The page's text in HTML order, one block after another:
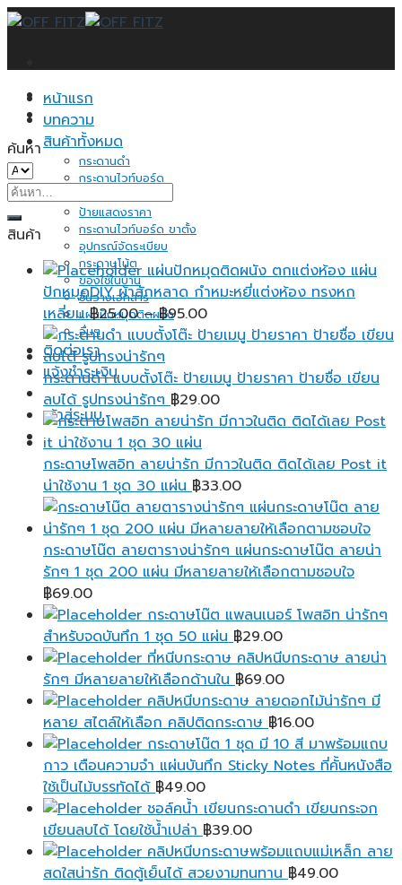
Skip
หน้าแรก
บทความ
สินค้าทั้งหมด
กระดานดำ
กระดานไวท์บอร์ด
ป้ายแสดงราคา
กระดานไวท์บอร์ด ขาตั้ง
อุปกรณ์จัดระเบียบ
กระดาษโน้ต
ของใช้ในบ้าน
ชั้นวางเอกสาร
แผ่นปักหมุดติดผนัง
อื่นๆ
ติดต่อเรา
แจ้งชำระเงิน
เข้าสู่ระบบ
ค้นหา
ค้นหา:
สินค้า
แผ่นปักหมุดติดผนัง ตกแต่งห้อง แผ่น
ปักหมุดDIY ผ้าสักหลาด กำหมะหยี่แต่งห้อง ทรงหก
เหลี่ยม ฿25.00 – ฿95.00Price
range:
through
฿95.00
กระดานดำ แบบตั้งโต๊ะ ป้ายเมนู ป้ายราคา ป้ายชื่อ เขียน
ลบได้ รูปทรงน่ารักๆ ฿29.00
กระดาษโพสอิท ลายน่ารัก มีกาวในติด ติดได้เลย Post it
น่าใช้งาน 1 ชุด 30 แผ่น ฿33.00
กระดาษโน๊ต ลายตารางน่ารักๆ แผ่นกระดาษโน๊ต ลายน่า
รักๆ 1 ชุด 200 แผ่น มีหลายลายให้เลือกตามชอบใจ
฿69.00
กระดาษโน๊ต แพลนเนอร์ โพสอิท น่ารักๆ
สำหรับจดบันทึก 1 ชุด 50 แผ่น ฿29.00
ที่หนีบกระดาษ คลิปหนีบกระดาษ ลายน่า
รักๆ มีหลายลายให้เลือกด้านใน ฿69.00
คลิปหนีบกระดาษ ลายดอกไม้น่ารักๆ มี
หลาย สไตล์ให้เลือก คลิปติดกระดาษ ฿16.00
กระดาษโน๊ต 1 ชุด มี 10 สี มาพร้อมแถบ
กาว เตือนความจํา แผ่นบันทึก Sticky Notes ที่คั้นหนังสือ
ใช้เป็นไม้บรรทัดได้ ฿49.00
ชอล์คน้ำ เขียนกระดานดำ เขียนกระจก
เขียนลบได้ โดยใช้น้ำเปล่า ฿39.00
คลิปหนีบกระดาษพร้อมแถบแม่เหล็ก ลาย
สดใสน่ารัก ติดตู้เย็นได้ สวยงามทนทาน ฿49.00